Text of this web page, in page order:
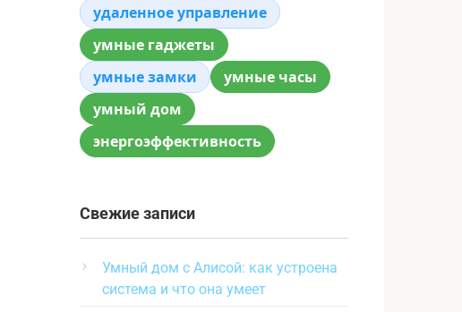
удаленное управление
умные гаджеты
умные замки
умные часы
умный дом
энергоэффективность
Свежие записи
Умный дом с Алисой: как устроена
система и что она умеет